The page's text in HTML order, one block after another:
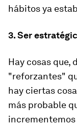
hábitos ya
3. Ser
Hay cosas que,
"reforzantes"
hay ciertas
más probable
incrementemos